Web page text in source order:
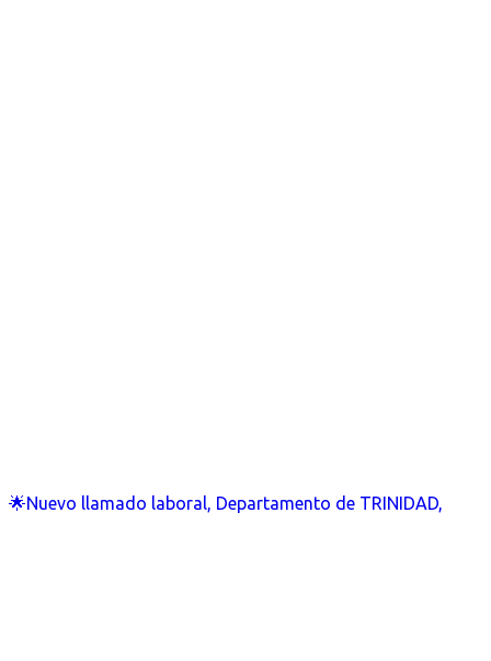
🌟Nuevo llamado laboral, Departamento de TRINIDAD,